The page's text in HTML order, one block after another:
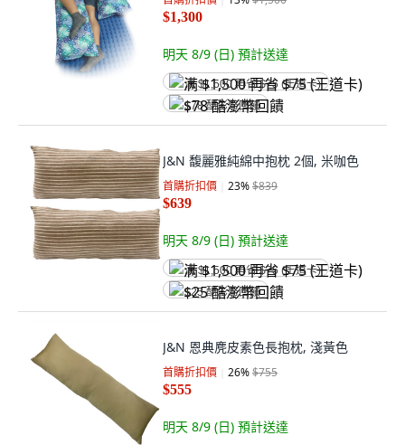
$1,300
明天 8/9 (日) 預計送達
满 $1,500 再省 $75 (王道卡)
$78 酷澎幣回饋
J&N 馥麗雅純綿中抱枕 2個, 米咖色
首購折扣價 23%$839
$639
明天 8/9 (日) 預計送達
满 $1,500 再省 $75 (王道卡)
$25 酷澎幣回饋
J&N 恩典麂皮素色長抱枕, 淺黃色
首購折扣價 26%$755
$555
明天 8/9 (日) 預計送達